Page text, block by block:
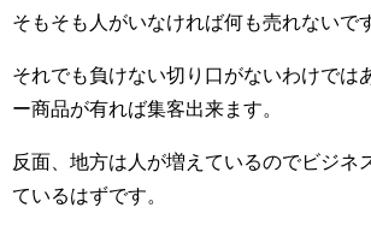
そもそも人がいなければ何も売れないで
それでも負けない切り口がないわけでは
ー商品が有れば集客出来ます。
反面、地方は人が増えているのでビジネ
ているはずです。